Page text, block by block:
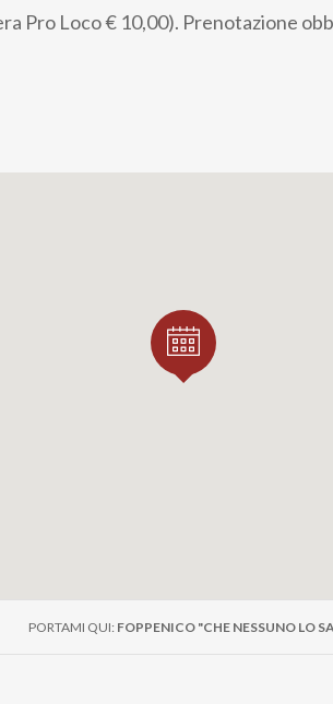
Pro Loco € 10,00). Prenotazione
PORTAMI QUI: FOPPENICO "CHE NESSUNO LO